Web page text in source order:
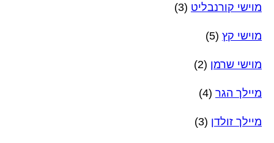
מוישי קורנבליט (3)
מוישי קץ (5)
מוישי שרמן (2)
מיילך הגר (4)
מיילך זולדן (3)